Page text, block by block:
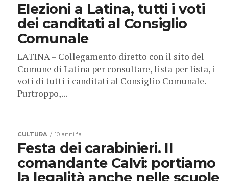
Elezioni a Latina, tutti i voti
dei canditati al Consiglio
Comunale
LATINA – Collegamento diretto con il sito del
Comune di Latina per consultare, lista per lista, i
voti di tutti i canditati al Consiglio Comunale.
Purtroppo,...
Festa dei carabinieri. Il
comandante Calvi: portiamo
la legalità anche nelle scuole